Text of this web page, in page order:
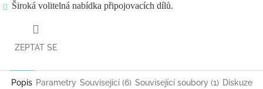
Široká volitelná nabídka připojovacích dílů.
ZEPTAT SE
Popis Parametry Související (6) Související soubory (1) Diskuze